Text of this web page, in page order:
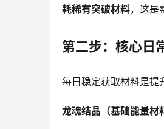
耗稀有突破材料，这是
第二步：核心日
每日稳定获取材料是提
龙魂结晶（基础能量材